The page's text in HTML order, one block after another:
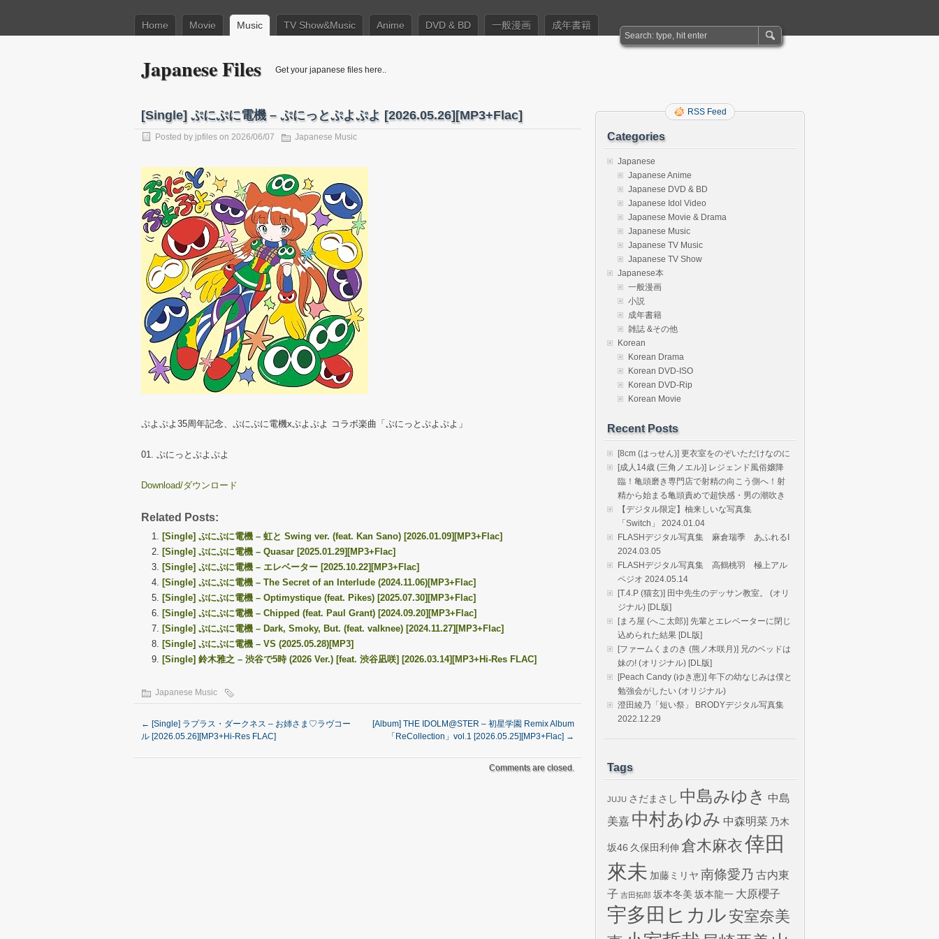
Home Movie Music TV Show&Music Anime DVD & BD 一般漫画 成年書籍
Japanese Files Get your japanese files here..
[Single] ぷにぷに電機 – ぷにっとぷよぷよ [2026.05.26][MP3+Flac]
Posted by jpfiles on 2026/06/07 Japanese Music
ぷよぷよ35周年記念、ぷにぷに電機xぷよぷよ コラボ楽曲「ぷにっとぷよぷよ」
01. ぷにっとぷよぷよ
Download/ダウンロード
Related Posts:
[Single] ぷにぷに電機 – 虹と Swing ver. (feat. Kan Sano) [2026.01.09][MP3+Flac]
[Single] ぷにぷに電機 – Quasar [2025.01.29][MP3+Flac]
[Single] ぷにぷに電機 – エレベーター [2025.10.22][MP3+Flac]
[Single] ぷにぷに電機 – The Secret of an Interlude (2024.11.06)[MP3+Flac]
[Single] ぷにぷに電機 – Optimystique (feat. Pikes) [2025.07.30][MP3+Flac]
[Single] ぷにぷに電機 – Chipped (feat. Paul Grant) [2024.09.20][MP3+Flac]
[Single] ぷにぷに電機 – Dark, Smoky, But. (feat. valknee) [2024.11.27][MP3+Flac]
[Single] ぷにぷに電機 – VS (2025.05.28)[MP3]
[Single] 鈴木雅之 – 渋谷で5時 (2026 Ver.) [feat. 渋谷凪咲] [2026.03.14][MP3+Hi-Res FLAC]
Japanese Music
← [Single] ラプラス・ダークネス – お姉さま♡ラヴコー
ル [2026.05.26][MP3+Hi-Res FLAC]
[Album] THE IDOLM@STER – 初星学園 Remix Album
「ReCollection」vol.1 [2026.05.25][MP3+Flac] →
Comments are closed.
RSS Feed
Categories
Japanese
Japanese Anime
Japanese DVD & BD
Japanese Idol Video
Japanese Movie & Drama
Japanese Music
Japanese TV Music
Japanese TV Show
Japanese本
一般漫画
小説
成年書籍
雑誌 &その他
Korean
Korean Drama
Korean DVD-ISO
Korean DVD-Rip
Korean Movie
Recent Posts
[8cm (はっせん)] 更衣室をのぞいただけなのに
[成人14歳 (三角ノエル)] レジェンド風俗嬢降
臨！亀頭磨き専門店で射精の向こう側へ！射
精から始まる亀頭責めで超快感・男の潮吹き
【デジタル限定】柚来しいな写真集
「Switch」 2024.01.04
FLASHデジタル写真集 麻倉瑞季 あふれるI
2024.03.05
FLASHデジタル写真集 高鶴桃羽 極上アル
ペジオ 2024.05.14
[T.4.P (猫玄)] 田中先生のデッサン教室。 (オリ
ジナル) [DL版]
[まろ屋 (へこ太郎)] 先輩とエレベーターに閉じ
込められた結果 [DL版]
[ファームくまのき (熊ノ木咲月)] 兄のベッドは
妹の! (オリジナル) [DL版]
[Peach Candy (ゆき恵)] 年下の幼なじみは僕と
勉強会がしたい (オリジナル)
澄田綾乃「短い祭」 BRODYデジタル写真集
2022.12.29
Tags
JUJU さだまさし 中島みゆき 中島
美嘉 中村あゆみ 中森明菜 乃木
坂46 久保田利伸 倉木麻衣倖田
來未 加藤ミリヤ 南條愛乃 古内東
子 吉田拓郎 坂本冬美 坂本龍一 大原櫻子
宇多田ヒカル安室奈美